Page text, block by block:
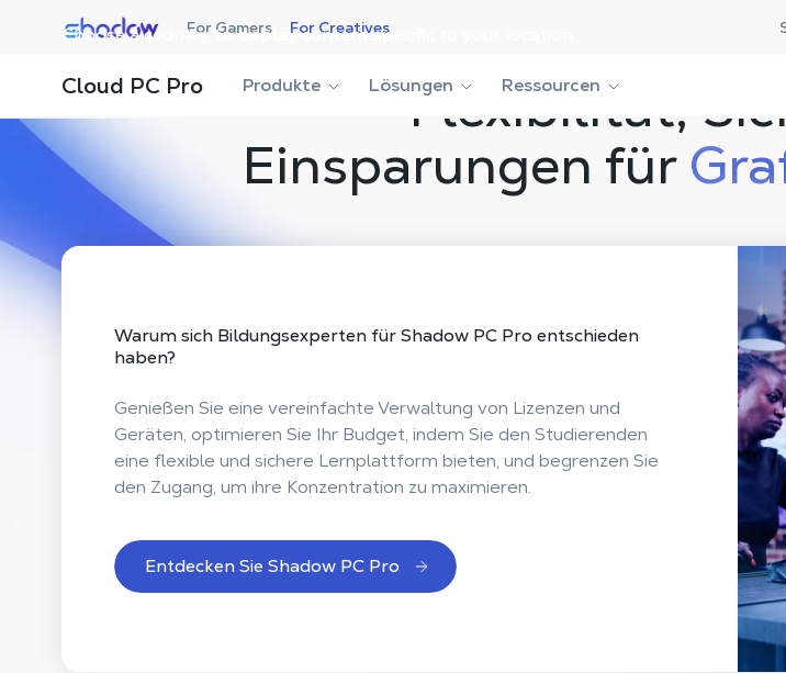
Choose a country to display content specific to your location.
Shadow.tech For Gamers For Creatives
Cloud PC Pro Produkte Lösungen Ressourcen
Flexibilität,
Einsparungen für
Warum sich Bildungsexperten für Shadow PC Pro entschieden
haben?
Genießen Sie eine vereinfachte Verwaltung von Lizenzen und
Geräten, optimieren Sie Ihr Budget, indem Sie den Studierenden
eine flexible und sichere Lernplattform bieten, und begrenzen Sie
den Zugang, um ihre Konzentration zu maximieren.
Entdecken Sie Shadow PC Pro